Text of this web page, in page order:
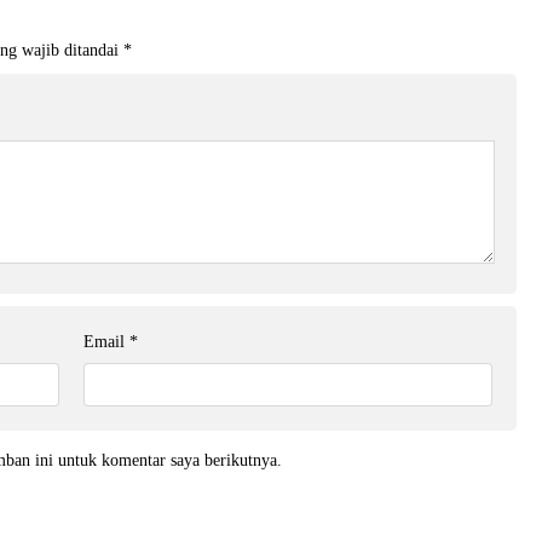
wajib ditandai *
Email *
ini untuk komentar saya berikutnya.